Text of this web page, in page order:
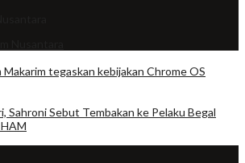
tegaskan kebijakan Chrome OS
Sahroni Sebut Tembakan ke Pelaku Begal